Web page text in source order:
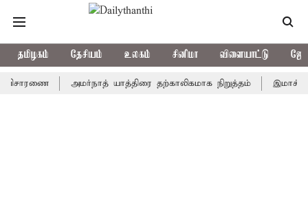
தமிழகம் தேசியம் உலகம் சினிமா விளையாட்டு
அமர்நாத் யாத்திரை தற்காலிகமாக நிறுத்தம் இமாச்சலத்தில்